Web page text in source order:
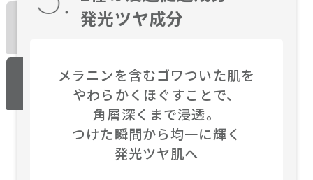
発光ツヤ成分
メラニンを含むゴワついた肌を
やわらかくほぐすことで、
角層深くまで浸透。
つけた瞬間から均一に輝く
発光ツヤ肌へ